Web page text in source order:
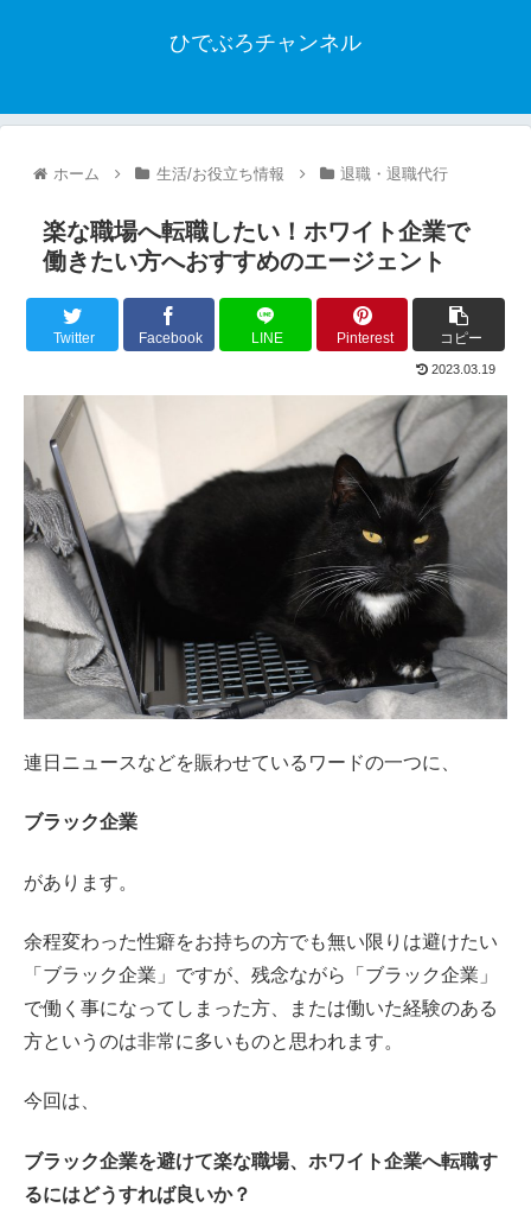
ひでぶろチャンネル
ホーム 生活/お役立ち情報 退職・退職代行
楽な職場へ転職したい！ホワイト企業で
働きたい方へおすすめのエージェント
Twitter Facebook LINE Pinterest コピー
2023.03.19
連日ニュースなどを賑わせているワードの一つに、
ブラック企業
があります。
余程変わった性癖をお持ちの方でも無い限りは避けたい
「ブラック企業」ですが、残念ながら「ブラック企業」
で働く事になってしまった方、または働いた経験のある
方というのは非常に多いものと思われます。
今回は、
ブラック企業を避けて楽な職場、ホワイト企業へ転職す
るにはどうすれば良いか？